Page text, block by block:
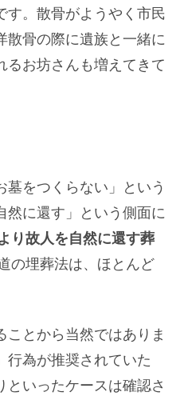
す。散骨がようやく市民
散骨の際に遺族と一緒に
るお坊さんも増えてきて
をつくらない」という
然に還す」という側面に
り故人を自然に還す葬
の埋葬法は、ほとんど
とから当然ではありま
行為が推奨されていた
といったケースは確認さ